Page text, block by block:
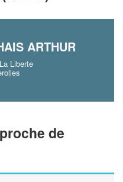
ARTHUR
Liberte
de